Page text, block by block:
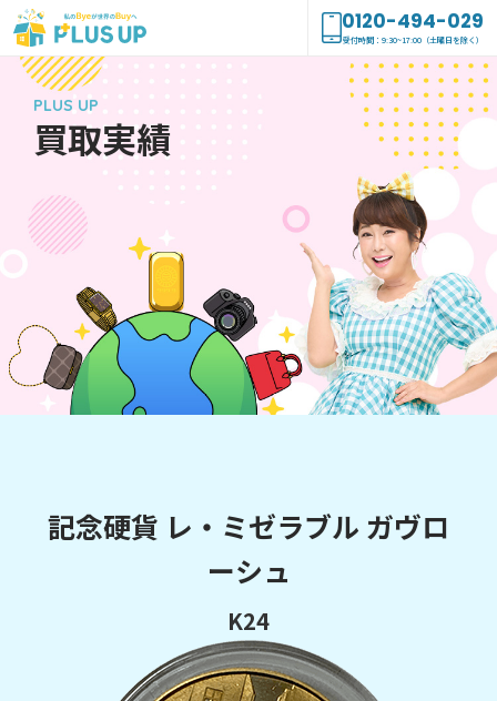
0120-494-029
受付時間：9:30~17:00（土曜日を除く）
PLUS UP
買取実績
記念硬貨 レ・ミゼラブル ガヴロ
ーシュ
K24